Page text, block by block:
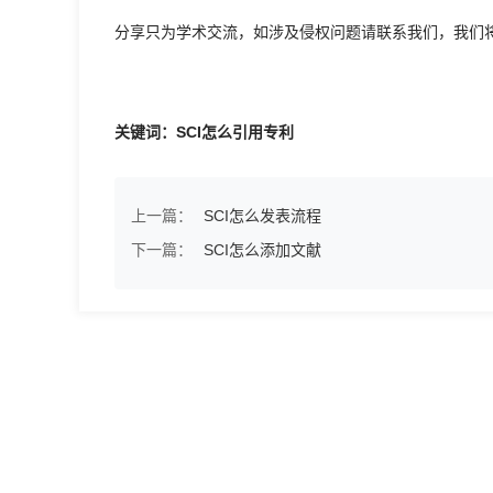
分享只为学术交流，如涉及侵权问题请联系我们，我们
关键词：SCI怎么引用专利
上一篇：
SCI怎么发表流程
下一篇：
SCI怎么添加文献